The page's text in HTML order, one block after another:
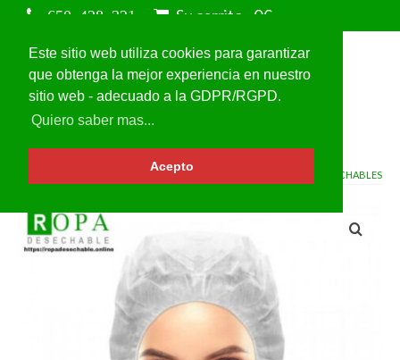
Este sitio web utiliza cookies para garantizar
que obtenga la mejor experiencia en nuestro
sitio web - adecuado a la GDPR/RGPD.
Quiero saber mas...
Acepto
Su carrito 0€
GORROS DESECHABLES